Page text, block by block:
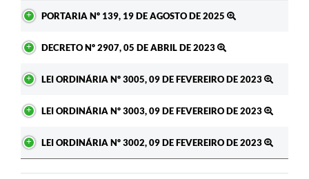
PORTARIA Nº 139, 19 DE AGOSTO DE 2025
DECRETO Nº 2907, 05 DE ABRIL DE 2023
LEI ORDINÁRIA Nº 3005, 09 DE FEVEREIRO DE 2023
LEI ORDINÁRIA Nº 3003, 09 DE FEVEREIRO DE 2023
LEI ORDINÁRIA Nº 3002, 09 DE FEVEREIRO DE 2023